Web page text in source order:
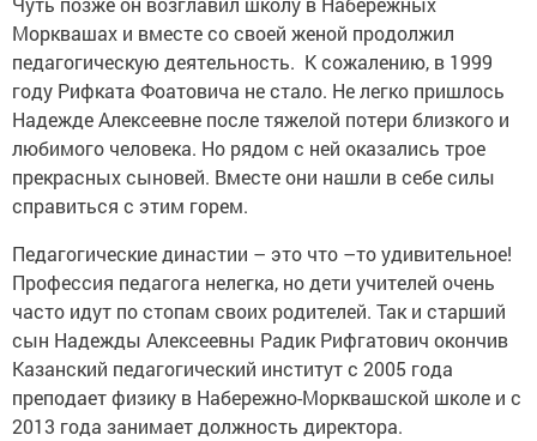
Морквашах и вместе со своей женой продолжил
педагогическую деятельность. К сожалению, в 1999
году Рифката Фоатовича не стало. Не легко пришлось
Надежде Алексеевне после тяжелой потери близкого и
любимого человека. Но рядом с ней оказались трое
прекрасных сыновей. Вместе они нашли в себе силы
справиться с этим горем.
Педагогические династии – это что –то удивительное!
Профессия педагога нелегка, но дети учителей очень
часто идут по стопам своих родителей. Так и старший
сын Надежды Алексеевны Радик Рифгатович окончив
Казанский педагогический институт с 2005 года
преподает физику в Набережно-Морквашской школе и с
2013 года занимает должность директора.